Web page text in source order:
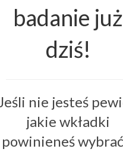
badanie już
dziś!
Jeśli nie jesteś
jakie wkładki
powinieneś